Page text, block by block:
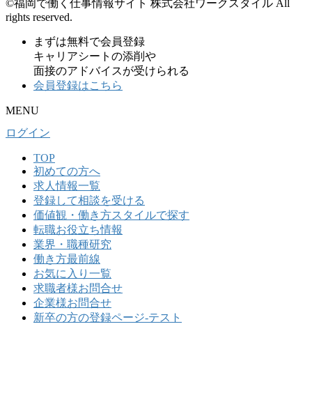
©福岡で働く仕事情報サイト 株式会社ワークスタイル All
rights reserved.
まずは無料で会員登録
キャリアシートの添削や
面接のアドバイスが受けられる
会員登録はこちら
MENU
ログイン
TOP
初めての⽅へ
求人情報一覧
登録して相談を受ける
価値観・働き方スタイルで探す
転職お役立ち情報
業界・職種研究
働き方最前線
お気に入り一覧
求職者様お問合せ
企業様お問合せ
新卒の方の登録ページ-テスト